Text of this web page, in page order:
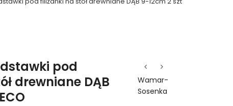
pod
drewniane DĄB
Wamar-
Sosenka